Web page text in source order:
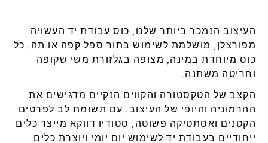
העיצוב הנמכר ביותר שלנו, כוס עבודת יד העשויה
מפורצלן, מושלמת לשימוש בתור ספל קפה או תה. כל
כוס מיוחדת במינה, מצופה בגלזורת משי שקופה
וחריטה משתנה.
הקצב של הטקסטורה והקווים הנקיים מדגישים את
ההרמוניה והיופי של העיצוב. עם תשומת לב לפרטים
הקטנים ואסתטיקה פשוטה, סטודיו דווקא מייצר כלים
ייחודיים בעבודת יד לשימוש יום יומי ויוצרת כלים